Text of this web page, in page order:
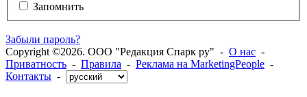
Запомнить
Забыли пароль?
Copyright ©2026. ООО "Редакция Спарк ру" - О нас -
Приватность - Правила - Реклама на MarketingPeople -
Контакты -